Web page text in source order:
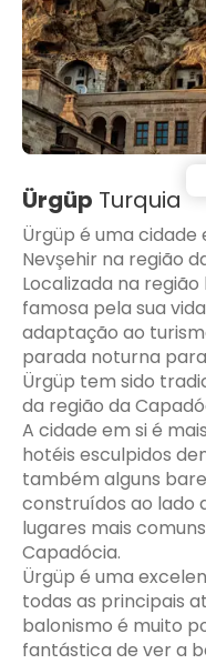
Ürgüp Turquia
Ürgüp é uma
Nevşehir na região
Localizada na
famosa pela sua
adaptação ao
parada noturna
Ürgüp tem sido
da região da
A cidade em si é
hotéis esculpidos
também alguns
construídos ao lado
lugares mais
Capadócia.
Ürgüp é uma
todas as principais
balonismo é muito
fantástica de ver a